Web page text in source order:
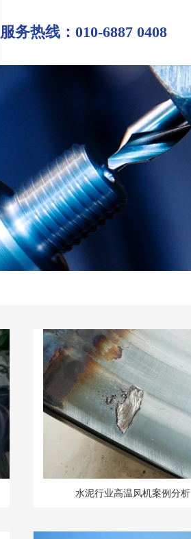
服务热线：010-6887 0408
水泥行业高温风机案例分析